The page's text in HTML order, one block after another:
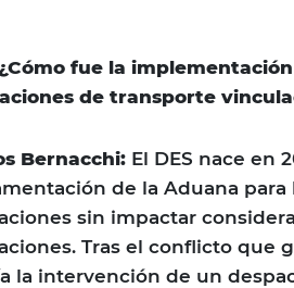
¿Cómo fue la
de transporte
Bernacchi: El DES nace en
de la Aduana
sin impactar
Tras el conflicto que
la intervención de un